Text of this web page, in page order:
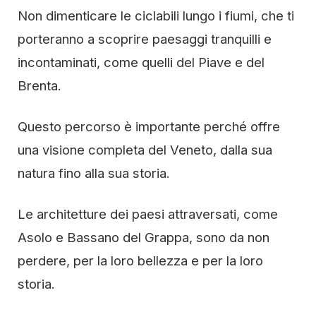
Non dimenticare le ciclabili lungo i fiumi, che ti
porteranno a scoprire paesaggi tranquilli e
incontaminati, come quelli del Piave e del
Brenta.
Questo percorso è importante perché offre
una visione completa del Veneto, dalla sua
natura fino alla sua storia.
Le architetture dei paesi attraversati, come
Asolo e Bassano del Grappa, sono da non
perdere, per la loro bellezza e per la loro
storia.